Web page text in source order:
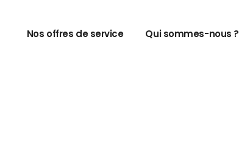
Nos offres de service Qui sommes-nous ?